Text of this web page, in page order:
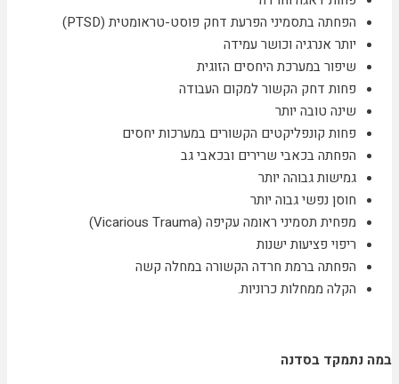
הפחתה בתסמיני הפרעת דחק פוסט-טראומטית (PTSD)
יותר אנרגיה וכושר עמידה
שיפור במערכת היחסים הזוגית
פחות דחק הקשור למקום העבודה
שינה טובה יותר
פחות קונפליקטים הקשורים במערכות יחסים
הפחתה בכאבי שרירים ובכאבי גב
גמישות גבוהה יותר
חוסן נפשי גבוה יותר
מפחית תסמיני ראומה עקיפה (Vicarious Trauma)
ריפוי פציעות ישנות
הפחתה ברמת חרדה הקשורה במחלה קשה
הקלה ממחלות כרוניות.
במה נתמקד בסדנה